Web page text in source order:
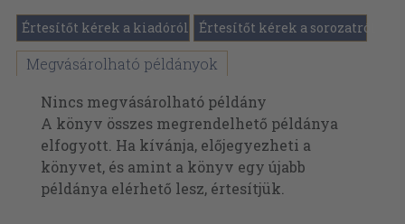
Értesítőt kérek a kiadóról Értesítőt kérek a sorozatról
Megvásárolható példányok
Nincs megvásárolható példány
A könyv összes megrendelhető példánya
elfogyott. Ha kívánja, előjegyezheti a
könyvet, és amint a könyv egy újabb
példánya elérhető lesz, értesítjük.